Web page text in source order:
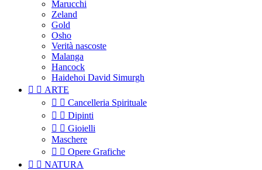
Marucchi
Zeland
Gold
Osho
Verità nascoste
Malanga
Hancock
Haidehoi David Simurgh
  ARTE
  Cancelleria Spirituale
  Dipinti
  Gioielli
Maschere
  Opere Grafiche
  NATURA